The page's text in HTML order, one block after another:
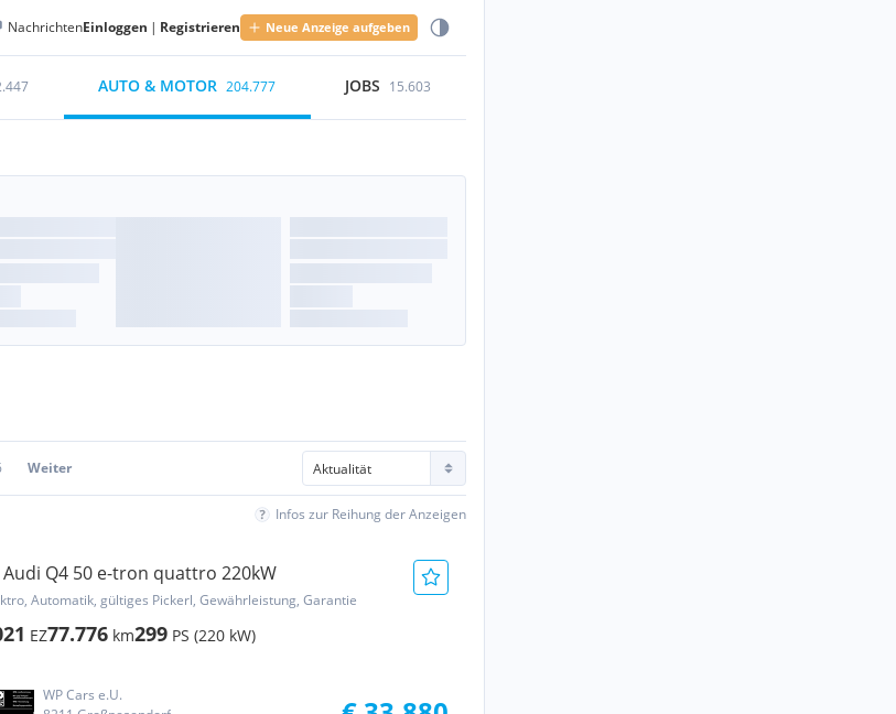
NachrichtenEinloggen | Registrieren Neue Anzeige aufgeben
AUTO & MOTOR 204.777 JOBS 15.603
Weiter
Infos zur Reihung der Anzeigen
Audi Q4 50 e-tron quattro 220kW
Automatik, gültiges Pickerl, Gewährleistung, Garantie
EZ77.776 km299 PS (220 kW)
WP Cars e.U.